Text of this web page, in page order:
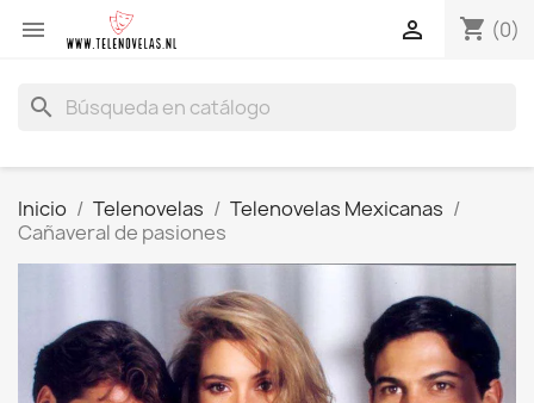
 shopping_cart (0)

search
Inicio Telenovelas
Telenovelas Mexicanas
Cañaveral de pasiones